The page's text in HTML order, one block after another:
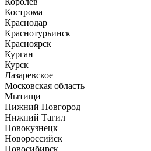
Кострома
Краснодар
Краснотурьинск
Красноярск
Курган
Курск
Лазаревское
Московская область
Мытищи
Нижний Новгород
Нижний Тагил
Новокузнецк
Новороссийск